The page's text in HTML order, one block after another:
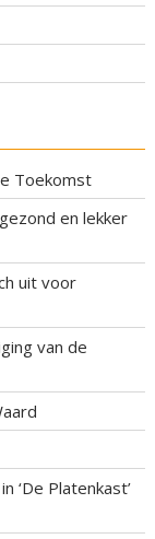
Toekomst
en lekker
uit voor
van de
‘De Platenkast’